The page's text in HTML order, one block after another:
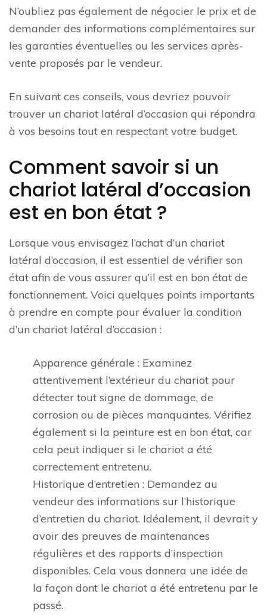
N’oubliez pas également de négocier le prix et de
demander des informations complémentaires sur
les garanties éventuelles ou les services après-
vente proposés par le vendeur.
En suivant ces conseils, vous devriez pouvoir
trouver un chariot latéral d’occasion qui répondra
à vos besoins tout en respectant votre budget.
Comment savoir si un
chariot latéral d’occasion
est en bon état ?
Lorsque vous envisagez l’achat d’un chariot
latéral d’occasion, il est essentiel de vérifier son
état afin de vous assurer qu’il est en bon état de
fonctionnement. Voici quelques points importants
à prendre en compte pour évaluer la condition
d’un chariot latéral d’occasion :
Apparence générale : Examinez
attentivement l’extérieur du chariot pour
détecter tout signe de dommage, de
corrosion ou de pièces manquantes. Vérifiez
également si la peinture est en bon état, car
cela peut indiquer si le chariot a été
correctement entretenu.
Historique d’entretien : Demandez au
vendeur des informations sur l’historique
d’entretien du chariot. Idéalement, il devrait y
avoir des preuves de maintenances
régulières et des rapports d’inspection
disponibles. Cela vous donnera une idée de
la façon dont le chariot a été entretenu par le
passé.